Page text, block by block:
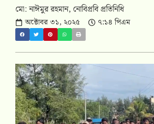
মো: নাঈমুর রহমান, নোবিপ্রবি প্রতিনিধি
অক্টোবর ৩১, ২০২৫ ৭:১৪ পিএম